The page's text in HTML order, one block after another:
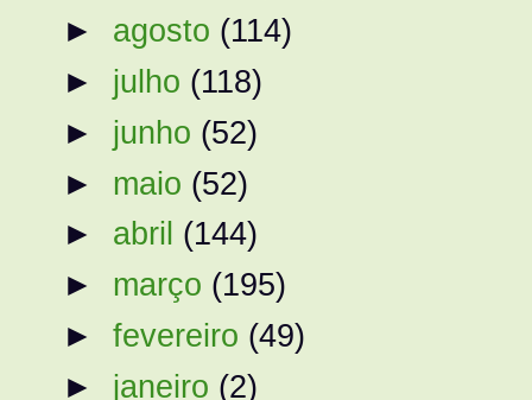
► agosto (114)
► julho (118)
► junho (52)
► maio (52)
► abril (144)
► março (195)
►fevereiro (49)
► janeiro (2)